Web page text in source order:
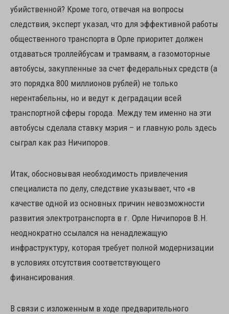
убийственной? Кроме того, отвечая на вопросы
следствия, эксперт указал, что для эффективной работы
общественного транспорта в Орле приоритет должен
отдаваться троллейбусам и трамваям, а газомоторные
автобусы, закупленные за счет федеральных средств (а
это порядка 800 миллионов рублей) не только
нерентабельны, но и ведут к деградации всей
транспортной сферы города. Между тем именно на эти
автобусы сделала ставку мэрия – и главную роль здесь
сыграл как раз Ничипоров.
Итак, обосновывая необходимость привлечения
специалиста по делу, следствие указывает, что «в
качестве одной из основных причин невозможности
развития электротранспорта в г. Орле Ничипоров В.Н.
неоднократно ссылался на ненадлежащую
инфраструктуру, которая требует полной модернизации
в условиях отсутствия соответствующего
финансирования.
В связи с изложенным в ходе предварительного